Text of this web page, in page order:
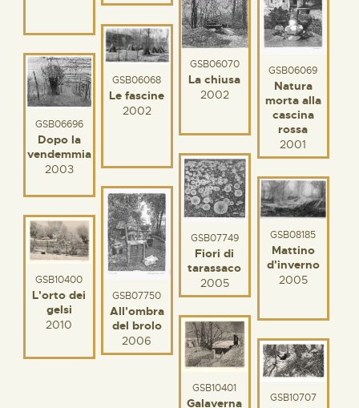
GSB06069
Natura
morta alla
cascina
rossa
2001
GSB06070
La chiusa
2002
GSB06068
Le fascine
2002
GSB06696
Dopo la
vendemmia
2003
GSB07749
Fiori di
tarassaco
2005
GSB08185
Mattino
d'inverno
2005
GSB07750
All'ombra
del brolo
2006
GSB10400
L'orto dei
gelsi
2010
GSB10401
Galaverna
GSB10707